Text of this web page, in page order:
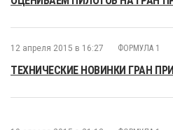
12 апреля 2015 в 16:27 ФОРМУЛА 1
ТЕХНИЧЕСКИЕ НОВИНКИ ГРАН